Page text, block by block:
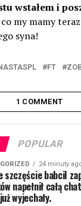
wstałem i
my mamy
syna!
FT
1 COMMENT
POPULAR
24 minuty
szczęście babciI
napełnił całą
wyjechały.